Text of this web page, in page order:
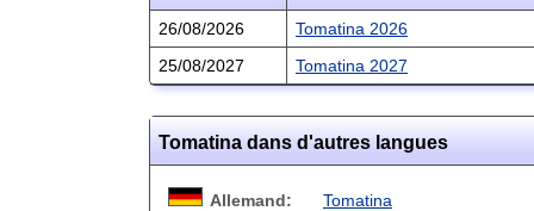
26/08/2026
Tomatina 2026
25/08/2027
Tomatina 2027
Tomatina dans d'autres langues
Allemand:
Tomatina